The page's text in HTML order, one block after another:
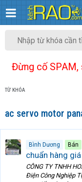
Đừng cố SPAM,
TỪ KHÓA
ac servo motor
Bình Dương Bán
chuẩn hàng
CÔNG TY TNHH
Điện Công Nghiệp